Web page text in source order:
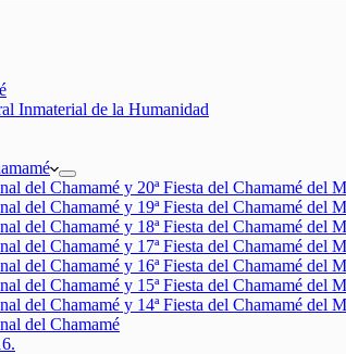
Inmaterial de la Humanidad
del Chamamé y 20ª Fiesta del Chamamé del
del Chamamé y 19ª Fiesta del Chamamé del
del Chamamé y 18ª Fiesta del Chamamé del
del Chamamé y 17ª Fiesta del Chamamé del
del Chamamé y 16ª Fiesta del Chamamé del
del Chamamé y 15ª Fiesta del Chamamé del
del Chamamé y 14ª Fiesta del Chamamé del
del Chamamé